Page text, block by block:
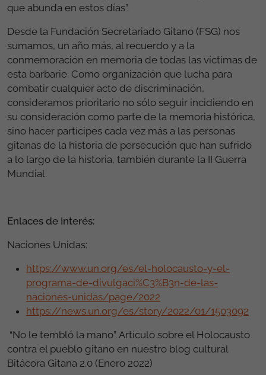
que abunda en estos días”.
Desde la Fundación Secretariado Gitano (FSG) nos
sumamos, un año más, al recuerdo y a la
conmemoración en memoria de todas las víctimas de
esta barbarie. Como organización que lucha para
combatir cualquier acto de discriminación,
consideramos prioritario no sólo seguir incidiendo en
su consideración como parte de la memoria histórica,
sino hacer partícipes cada vez más a las personas
gitanas de la historia de persecución que han sufrido
a lo largo de la historia, también durante la II Guerra
Mundial.
Enlaces de Interés:
Naciones Unidas:
https://www.un.org/es/el-holocausto-y-el-
programa-de-divulgaci%C3%B3n-de-las-
naciones-unidas/page/2022
https://news.un.org/es/story/2022/01/1503092
“No le tembló la mano”. Artículo sobre el Holocausto
contra el pueblo gitano en nuestro blog cultural
Bitácora Gitana 2.0 (Enero 2022)